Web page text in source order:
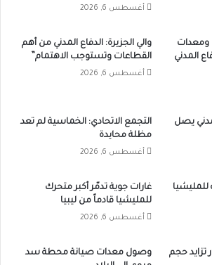
أغسطس 6, 2026
ومعدات
المدني
والي الجزيرة: الدفاع المدني من أهم
القطاعات وتستوجب الاهتمام”
أغسطس 6, 2026
يصل
التجمع الاتحادي: الخماسية لم تعد
مظلة محايدة
أغسطس 6, 2026
غارات جوية تدمّر أكبر متحرك
للمليشيا قادماً من ليبيا
أغسطس 6, 2026
تزايد حجم
وصول معدات صيانة محطة سد